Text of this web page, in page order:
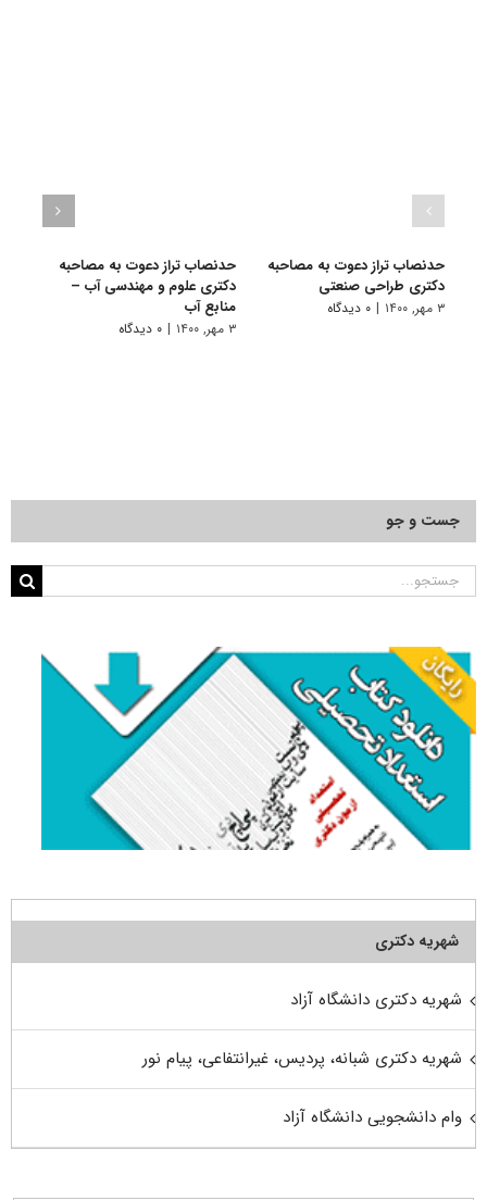
حدنصاب تراز دعوت به مصاحبه
دکتری طراحی صنعتی
۳ مهر, ۱۴۰۰ | ۰ دیدگاه
حدنصاب تراز دعوت به مصاحبه
دکتری علوم و مهندسی آب –
منابع آب
۳ مهر, ۱۴۰۰ | ۰ دیدگاه
جست و جو
جستجو
شهریه دکتری
شهریه دکتری دانشگاه آزاد
شهریه دکتری شبانه، پردیس، غیرانتفاعی، پیام نور
وام دانشجویی دانشگاه آزاد